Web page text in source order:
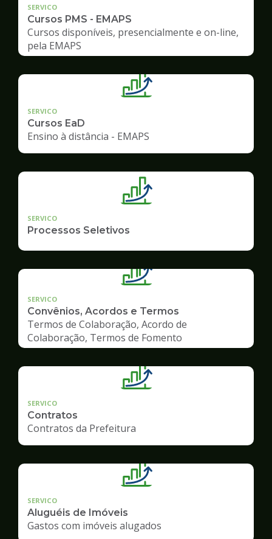
SERVICO
Cursos PMS - EMAPS
Cursos disponíveis, presencialmente e on-line,
pela EMAPS
SERVICO
Cursos EaD
Ensino à distância - EMAPS
SERVICO
Processos Seletivos
SERVICO
Convênios, Acordos e Termos
Termos de Colaboração, Acordo de
Colaboração, Termos de Fomento
SERVICO
Contratos
Contratos da Prefeitura
SERVICO
Aluguéis de Imóveis
Gastos com imóveis alugados